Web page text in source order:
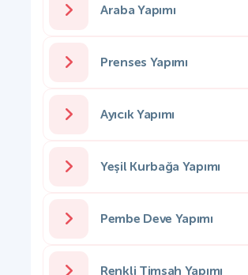
Araba Yapımı
Prenses Yapımı
Ayıcık Yapımı
Yeşil Kurbağa Yapımı
Pembe Deve Yapımı
Renkli Timsah Yapımı